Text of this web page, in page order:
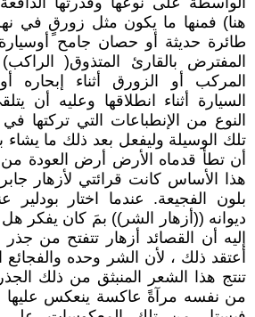
هنا) فمنها ما يكون مثل زورقٍ في
طائرة حديثة أو حصان جامح
المفترض بالقارئ المتذوق(
المركب أو الزورق أثناء إبحاره
السيارة أثناء انطلاقها وعليه أن
النوع من الإنطباعات التي تركتها
تلك الوسيلة وليفعل بعد ذلك ما يشاء
أن تطأ قدماه الأرض أرض العودة
هذا الأساس كانت قرائتي لأزهار
بلون الفجيعة. عندما اختار بودلير
ديوانه ((أزهار الشر)) بمَ كان يفكر
إليه أن القصائد أزهار تتفتح من
أعتقد ذلك ، لأن الشر وحده والفجائع
تنتج هذا الشعر المنبثق من ذلك
من نفسه مرآةً عاكسة ينعكس عليها